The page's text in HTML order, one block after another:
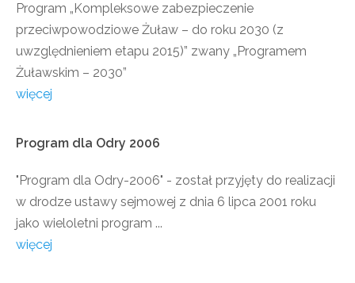
Program „Kompleksowe zabezpieczenie
przeciwpowodziowe Żuław – do roku 2030 (z
uwzględnieniem etapu 2015)” zwany „Programem
Żuławskim – 2030”
więcej
Program dla Odry 2006
"Program dla Odry-2006" - został przyjęty do realizacji
w drodze ustawy sejmowej z dnia 6 lipca 2001 roku
jako wieloletni program ...
więcej